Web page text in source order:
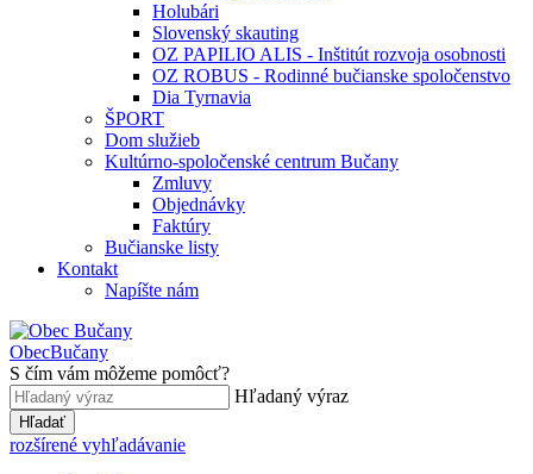
Holubári
Slovenský skauting
OZ PAPILIO ALIS - Inštitút rozvoja osobnosti
OZ ROBUS - Rodinné bučianske spoločenstvo
Dia Tyrnavia
ŠPORT
Dom služieb
Kultúrno-spoločenské centrum Bučany
Zmluvy
Objednávky
Faktúry
Bučianske listy
Kontakt
Napíšte nám
ObecBučany
S čím vám môžeme pomôcť?
Hľadaný výraz
Hľadať
rozšírené vyhľadávanie